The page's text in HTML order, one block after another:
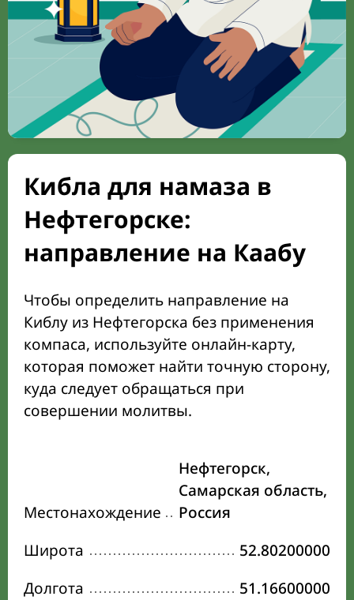
Кибла для намаза в
Нефтегорске:
направление на Каабу
Чтобы определить направление на
Киблу из Нефтегорска без применения
компаса, используйте онлайн-карту,
которая поможет найти точную сторону,
куда следует обращаться при
совершении молитвы.
Местонахождение
Нефтегорск,
Самарская область,
Россия
Широта
52.80200000
Долгота
51.16600000